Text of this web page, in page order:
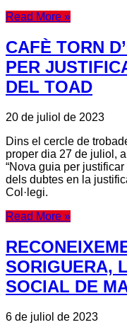
Read More »
CAFÈ TORN
PER
DEL TOAD
20 de juliol de 2023
Dins el cercle de
proper dia 27 de juliol,
“Nova guia per
dels dubtes en la
Col·legi.
Read More »
SORIGUERA,
SOCIAL DE
6 de juliol de 2023